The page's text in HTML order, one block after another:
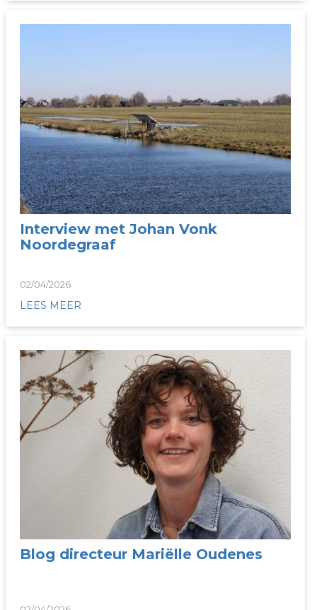
Interview met Johan Vonk
Noordegraaf
02/04/2026
LEES MEER
Blog directeur Mariëlle Oudenes